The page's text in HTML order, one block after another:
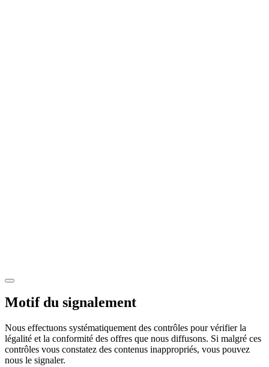
Motif du signalement
Nous effectuons systématiquement des contrôles pour vérifier la
légalité et la conformité des offres que nous diffusons. Si malgré ces
contrôles vous constatez des contenus inappropriés, vous pouvez
nous le signaler.